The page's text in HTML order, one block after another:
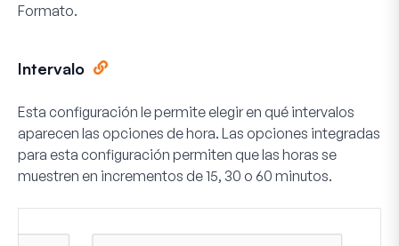
Formato.
Intervalo
Esta configuración le permite elegir en qué intervalos
aparecen las opciones de hora. Las opciones integradas
para esta configuración permiten que las horas se
muestren en incrementos de 15, 30 o 60 minutos.